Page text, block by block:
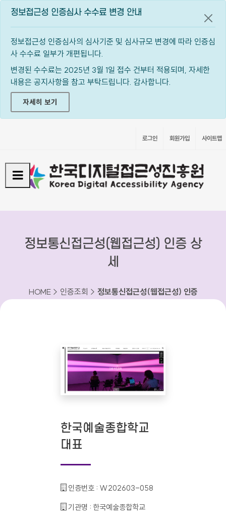
정보접근성 인증심사 수수료 변경 안내
정보접근성 인증심사의 심사기준 및 심사규모 변경에 따라 인증심
사 수수료 일부가 개편됩니다.
변경된 수수료는 2025년 3월 1일 접수 건부터 적용되며, 자세한
내용은 공지사항을 참고 부탁드립니다. 감사합니다.
자세히 보기
공지
로그인 회원가입 사이트맵
정보통신접근성(웹접근성) 인증 상
세
HOME > 인증조회 > 정보통신접근성(웹접근성) 인증
한국예술종합학교
대표
인증번호 : W202603-058
기관명 : 한국예술종합학교